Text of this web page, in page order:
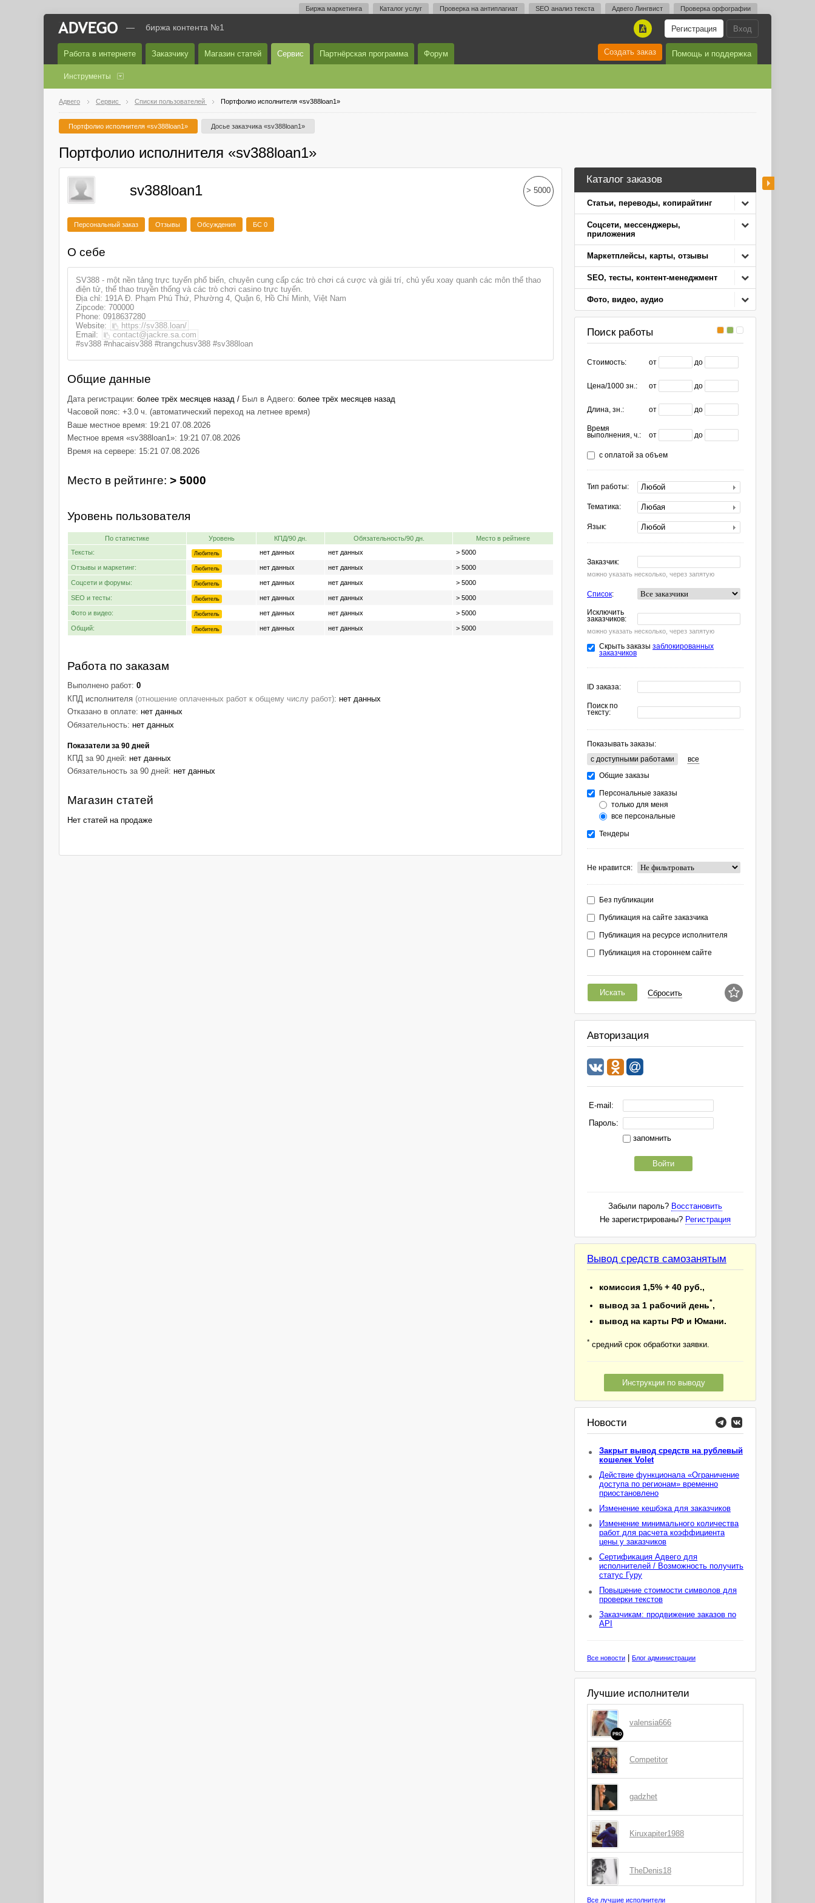
Биржа маркетинга Каталог услуг Проверка на антиплагиат SEO анализ текста Адвего Лингвист Проверка орфографии
Вход
Регистрация
A
— биржа контента №1
Работа в интернете Заказчику Магазин статей Сервис Партнёрская программа Форум Помощь и поддержка
Создать заказ
Инструменты
Адвего Сервис Списки пользователей Портфолио исполнителя «sv388loan1»
Портфолио исполнителя «sv388loan1» Досье заказчика «sv388loan1»
Портфолио исполнителя «sv388loan1»
Каталог заказов
Статьи, переводы, копирайтинг
Соцсети, мессенджеры,
приложения
Маркетплейсы, карты, отзывы
SEO, тесты, контент-менеджмент
Фото, видео, аудио
Поиск работы
Стоимость: от до
Цена/1000 зн.: от до
Длина, зн.: от до
Время
выполнения, ч.: от до
с оплатой за объем
Тип работы: Любой
Тематика: Любая
Язык: Любой
Заказчик:
можно указать несколько, через запятую
Список:
Исключить
заказчиков:
можно указать несколько, через запятую
Скрыть заказы заблокированных
заказчиков
ID заказа:
Поиск по
тексту:
Показывать заказы:
c доступными работами
все
Общие заказы
Персональные заказы
только для меня
все персональные
Тендеры
Не нравится:
Без публикации
Публикация на сайте заказчика
Публикация на ресурсе исполнителя
Публикация на стороннем сайте
Искать Сбросить
Авторизация
E-mail:
Пароль:
запомнить
Войти
Забыли пароль? Восстановить
Не зарегистрированы? Регистрация
Вывод средств самозанятым
комиссия 1,5% + 40 руб.,
вывод за 1 рабочий день*,
вывод на карты РФ и Юмани.
* средний срок обработки заявки.
Инструкции по выводу
Новости
Закрыт вывод средств на рублевый
кошелек Volet
Действие функционала «Ограничение
доступа по регионам» временно
приостановлено
Изменение кешбэка для заказчиков
Изменение минимального количества
работ для расчета коэффициента
цены у заказчиков
Сертификация Адвего для
исполнителей / Возможность получить
статус Гуру
Повышение стоимости символов для
проверки текстов
Заказчикам: продвижение заказов по
API
Все новости Блог администрации
Лучшие исполнители
PRO
valensia666
Competitor
gadzhet
Kiruxapiter1988
TheDenis18
Все лучшие исполнители
sv388loan1 > 5000
Персональный заказ Отзывы Обсуждения БС 0
О себе
SV388 - một nền tảng trực tuyến phổ biến, chuyên cung cấp các trò chơi cá cược và giải trí, chủ yếu xoay quanh các môn thể thao
điện tử, thể thao truyền thống và các trò chơi casino trực tuyến.
Địa chỉ: 191A Đ. Phạm Phú Thứ, Phường 4, Quận 6, Hồ Chí Minh, Việt Nam
Zipcode: 700000
Phone: 0918637280
Website:
https://sv388.loan/
Email:
contact@jackre.sa.com
#sv388 #nhacaisv388 #trangchusv388 #sv388loan
Общие данные
Дата регистрации: более трёх месяцев назад / Был в Адвего: более трёх месяцев назад
Часовой пояс: +3.0 ч. (автоматический переход на летнее время)
Ваше местное время: 19:21 07.08.2026
Местное время «sv388loan1»: 19:21 07.08.2026
Время на сервере: 15:21 07.08.2026
Место в рейтинге: > 5000
Уровень пользователя
По статистике Уровень КПД/90 дн. Обязательность/90 дн.
Место в рейтинге
Тексты:
Любитель нет данных нет данных > 5000
Отзывы и маркетинг: Любитель нет данных нет данных > 5000
Соцсети и форумы: Любитель нет данных нет данных > 5000
SEO и тесты: Любитель нет данных нет данных > 5000
Фото и видео: Любитель нет данных нет данных > 5000
Общий: Любитель нет данных нет данных > 5000
Работа по заказам
Выполнено работ: 0
КПД исполнителя (отношение оплаченных работ к общему числу работ): нет данных
Отказано в оплате: нет данных
Обязательность: нет данных
Показатели за 90 дней
КПД за 90 дней: нет данных
Обязательность за 90 дней: нет данных
Магазин статей
Нет статей на продаже